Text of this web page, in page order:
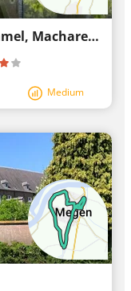
Rondje Pontje Pontje Maasbommel, Macharen, Oijen
Medium